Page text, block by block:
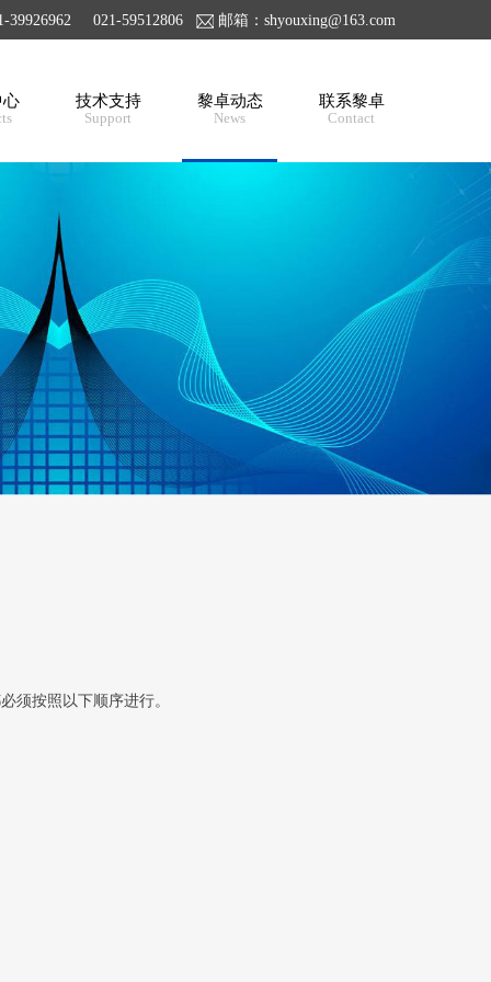
39926962 021-59512806 邮箱：shyouxing@163.com
心 技术支持 黎卓动态 联系黎卓
须按照以下顺序进行。